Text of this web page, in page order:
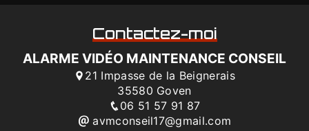
Contactez-moi
ALARME VIDÉO MAINTENANCE CONSEIL
21 Impasse de la Beignerais
35580 Goven
06 51 57 91 87
avmconseil17@gmail.com